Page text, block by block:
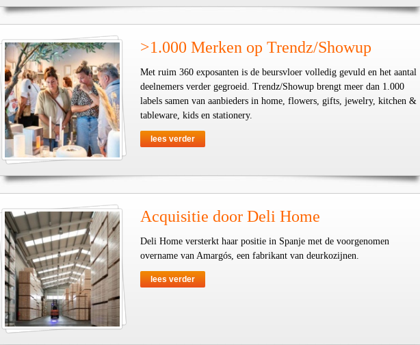
>1.000 Merken op Trendz/Showup
Met ruim 360 exposanten is de beursvloer volledig gevuld en het aantal
deelnemers verder gegroeid. Trendz/Showup brengt meer dan 1.000
labels samen van aanbieders in home, flowers, gifts, jewelry, kitchen &
tableware, kids en stationery.
lees verder
Acquisitie door Deli Home
Deli Home versterkt haar positie in Spanje met de voorgenomen
overname van Amargós, een fabrikant van deurkozijnen.
lees verder